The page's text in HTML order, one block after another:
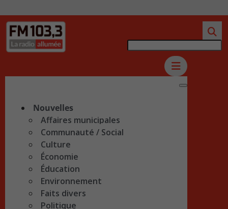
Nouvelles
Affaires municipales
Communauté / Social
Culture
Économie
Éducation
Environnement
Faits divers
Politique